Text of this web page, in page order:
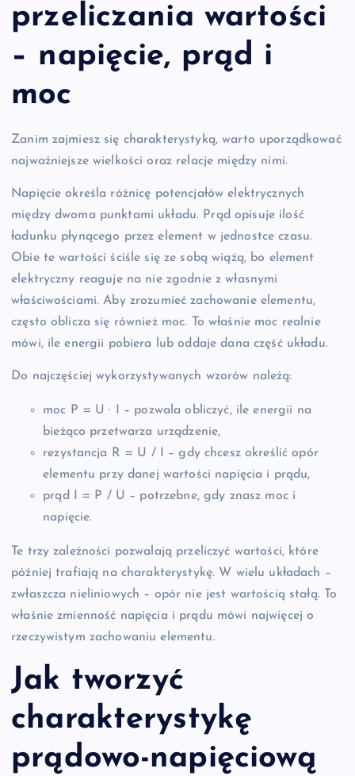
przeliczania wartości
– napięcie, prąd i
moc
Zanim zajmiesz się charakterystyką, warto uporządkować
najważniejsze wielkości oraz relacje między nimi.
Napięcie określa różnicę potencjałów elektrycznych
między dwoma punktami układu. Prąd opisuje ilość
ładunku płynącego przez element w jednostce czasu.
Obie te wartości ściśle się ze sobą wiążą, bo element
elektryczny reaguje na nie zgodnie z własnymi
właściwościami. Aby zrozumieć zachowanie elementu,
często oblicza się również moc. To właśnie moc realnie
mówi, ile energii pobiera lub oddaje dana część układu.
Do najczęściej wykorzystywanych wzorów należą:
moc P = U · I – pozwala obliczyć, ile energii na
bieżąco przetwarza urządzenie,
rezystancja R = U / I – gdy chcesz określić opór
elementu przy danej wartości napięcia i prądu,
prąd I = P / U – potrzebne, gdy znasz moc i
napięcie.
Te trzy zależności pozwalają przeliczyć wartości, które
później trafiają na charakterystykę. W wielu układach –
zwłaszcza nieliniowych – opór nie jest wartością stałą. To
właśnie zmienność napięcia i prądu mówi najwięcej o
rzeczywistym zachowaniu elementu.
Jak tworzyć
charakterystykę
prądowo-napięciową